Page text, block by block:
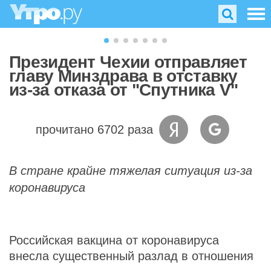
Президент Чехии отправляет
главу Минздрава в отставку
из-за отказа от "Спутника V"
прочитано 6702 раза
В стране крайне тяжелая ситуация из-за
коронавируса
Российская вакцина от коронавируса
внесла существенный разлад в отношения